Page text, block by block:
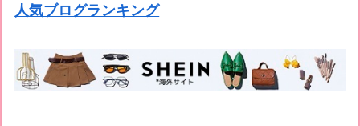
人気ブログランキング